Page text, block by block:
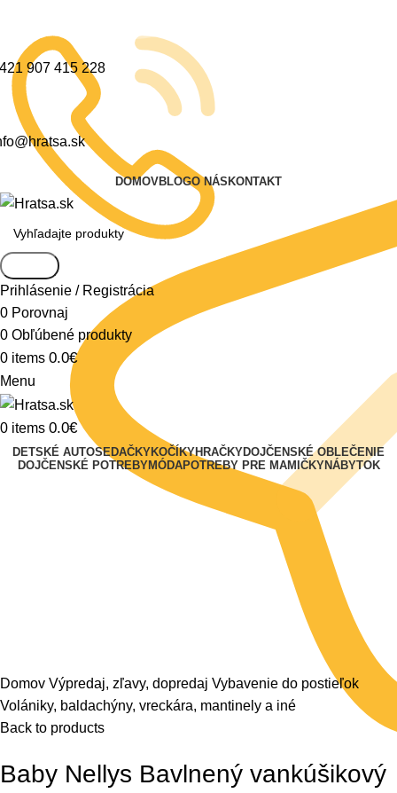
907 415 228
DOMOVBLOGO NÁS KONTAKT
Prihlásenie / Registrácia
0 Porovnaj
0 Obľúbené produkty
0 items 0.0€
Menu
0 items 0.0€
DETSKÉ AUTOSEDAČKYKOČÍKYHRAČKYDOJČENSKÉ OBLEČENIE
DOJČENSKÉ POTREBYMÓDAPOTREBY PRE MAMIČKYNÁBYTOK
Domov Výpredaj, zľavy, dopredaj Vybavenie do postieľok
Volániky, baldachýny, vreckára, mantinely a iné
Back to products
Baby Nellys Bavlnený vankúšikový